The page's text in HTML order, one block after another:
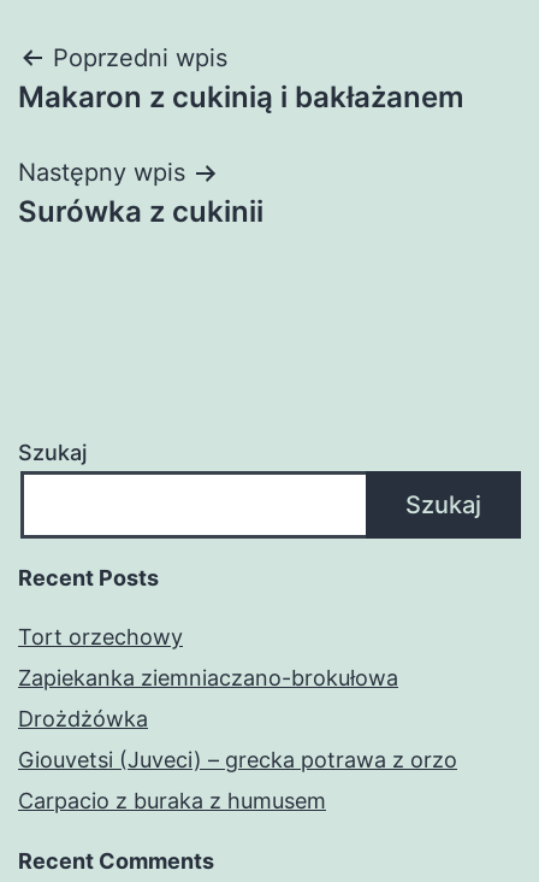
Nawigacja
wpisu
Poprzedni wpis
Makaron z cukinią i bakłażanem
Następny wpis
Surówka z cukinii
Szukaj
Szukaj
Recent Posts
Tort orzechowy
Zapiekanka ziemniaczano-brokułowa
Drożdżówka
Giouvetsi (Juveci) – grecka potrawa z orzo
Carpacio z buraka z humusem
Recent Comments